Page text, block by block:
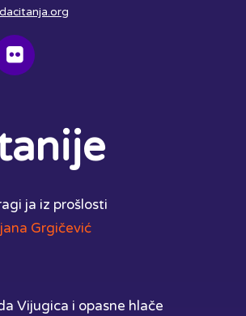
ja iz prošlosti
Grgičević
Vijugica i opasne hlače